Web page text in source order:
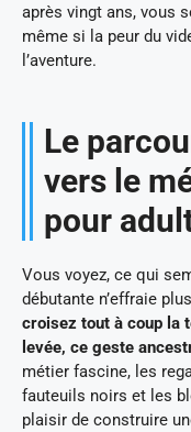
après vingt ans, vous
même si la peur du
l’aventure.
Le
vers le
pour
Vous voyez, ce qui
débutante n’effraie
croisez tout à coup la
levée, ce geste
métier fascine, les
fauteuils noirs et les
plaisir de construire